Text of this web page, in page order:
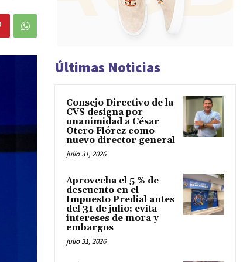
Últimas Noticias
Consejo Directivo de la
CVS designa por
unanimidad a César
Otero Flórez como
nuevo director general
julio 31, 2026
Aprovecha el 5 % de
descuento en el
Impuesto Predial antes
del 31 de julio; evita
intereses de mora y
embargos
julio 31, 2026